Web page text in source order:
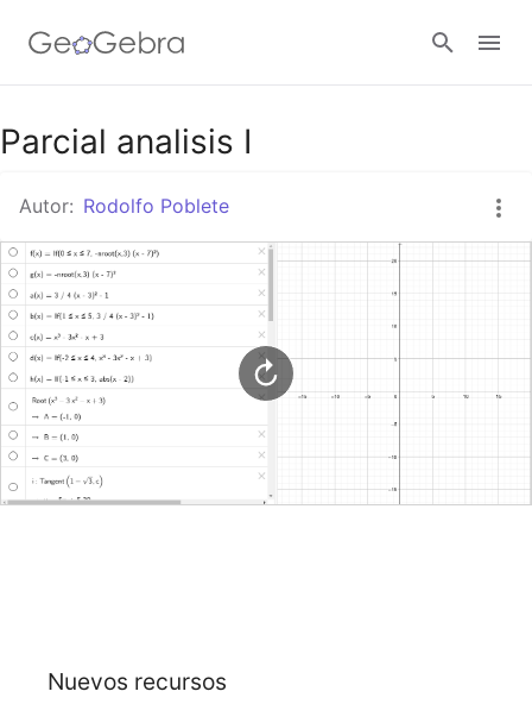
Google Classroom
GeoGebra Classroom
Parcial analisis I
Autor: Rodolfo Poblete
Nuevos recursos